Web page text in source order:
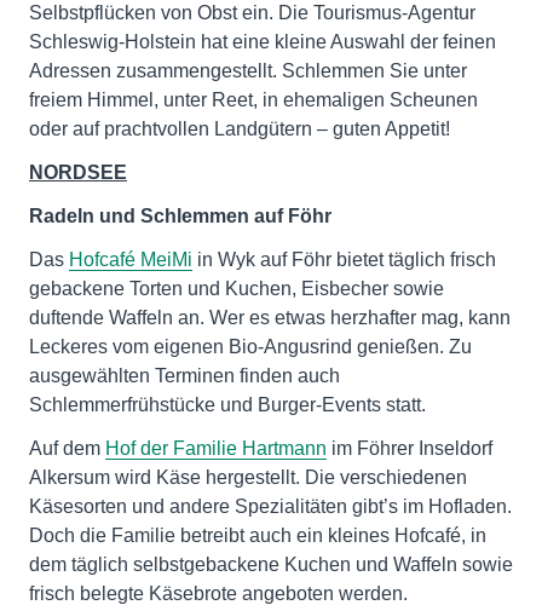
Selbstpflücken von Obst ein. Die Tourismus-Agentur
Schleswig-Holstein hat eine kleine Auswahl der feinen
Adressen zusammengestellt. Schlemmen Sie unter
freiem Himmel, unter Reet, in ehemaligen Scheunen
oder auf prachtvollen Landgütern – guten Appetit!
NORDSEE
Radeln und Schlemmen auf Föhr
Das Hofcafé MeiMi in Wyk auf Föhr bietet täglich frisch
gebackene Torten und Kuchen, Eisbecher sowie
duftende Waffeln an. Wer es etwas herzhafter mag, kann
Leckeres vom eigenen Bio-Angusrind genießen. Zu
ausgewählten Terminen finden auch
Schlemmerfrühstücke und Burger-Events statt.
Auf dem Hof der Familie Hartmann im Föhrer Inseldorf
Alkersum wird Käse hergestellt. Die verschiedenen
Käsesorten und andere Spezialitäten gibt’s im Hofladen.
Doch die Familie betreibt auch ein kleines Hofcafé, in
dem täglich selbstgebackene Kuchen und Waffeln sowie
frisch belegte Käsebrote angeboten werden.